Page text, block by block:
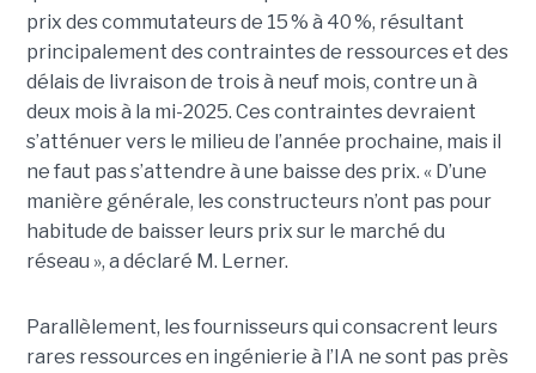
prix des commutateurs de 15 % à 40 %, résultant
principalement des contraintes de ressources et des
délais de livraison de trois à neuf mois, contre un à
deux mois à la mi-2025. Ces contraintes devraient
s’atténuer vers le milieu de l’année prochaine, mais il
ne faut pas s’attendre à une baisse des prix. « D’une
manière générale, les constructeurs n’ont pas pour
habitude de baisser leurs prix sur le marché du
réseau », a déclaré M. Lerner.
Parallèlement, les fournisseurs qui consacrent leurs
rares ressources en ingénierie à l’IA ne sont pas près